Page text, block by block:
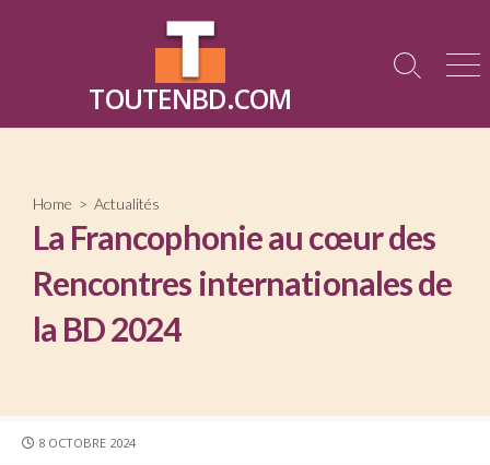
TOUTENBD.COM
Search
Home > Actualités
La Francophonie au cœur des
Rencontres internationales de
la BD 2024
PUBLISHED
8 OCTOBRE 2024